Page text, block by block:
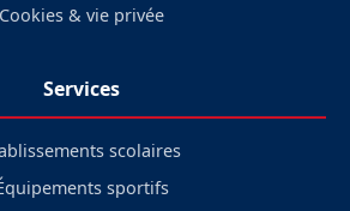
Cookies & vie privée
Services
scolaires
sportifs